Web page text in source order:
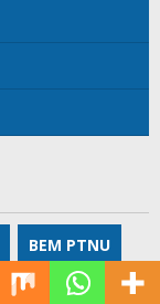
BEM PTNU
Politik Mobil